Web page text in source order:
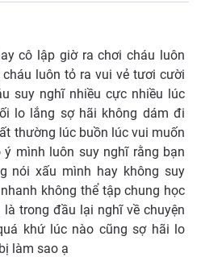
cô lập giờ ra chơi cháu luôn
luôn tỏ ra vui vẻ tươi cười
suy nghĩ nhiều cực nhiều lúc
lo lắng sợ hãi không dám đi
thường lúc buồn lúc vui muốn
mình luôn suy nghĩ rằng bạn
nói xấu mình hay không suy
không thể tập chung học
trong đầu lại nghĩ về chuyện
khứ lúc nào cũng sợ hãi lo
làm sao ạ